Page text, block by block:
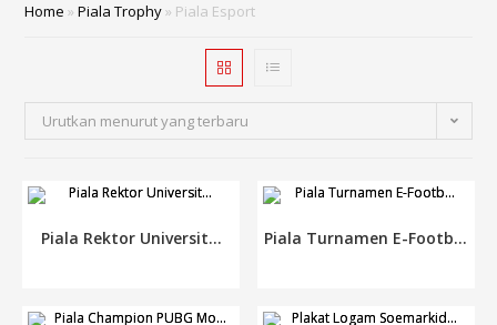
Home »Piala Trophy» Piala Esport
Urutkan menurut yang terbaru
Piala Rektor Universit... Piala Turnamen E-Footb...